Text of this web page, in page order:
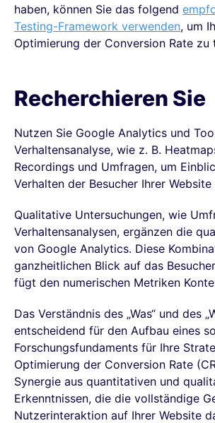
haben, können Sie das folgend
Testing-Framework verwenden, um
Optimierung der Conversion Rate zu
Recherchieren Sie
Nutzen Sie Google Analytics und
Verhaltensanalyse, wie z. B.
Recordings und Umfragen, um
Verhalten der Besucher Ihrer
Qualitative Untersuchungen, wie
Verhaltensanalysen, ergänzen die
von Google Analytics. Diese
ganzheitlichen Blick auf das
fügt den numerischen Metriken
Das Verständnis des „Was“ und des
entscheidend für den Aufbau eines
Forschungsfundaments für Ihre
Optimierung der Conversion Rate
Synergie aus quantitativen und
Erkenntnissen, die die vollständige
Nutzerinteraktion auf Ihrer Website